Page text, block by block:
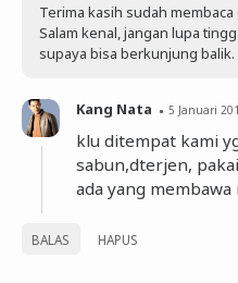
Terima kasih sudah
Salam kenal, jangan lupa
supaya bisa berkunjung balik.
Kang Nata 5 Januari
klu ditempat kami
sabun,dterjen,
ada yang membawa
BALAS HAPUS